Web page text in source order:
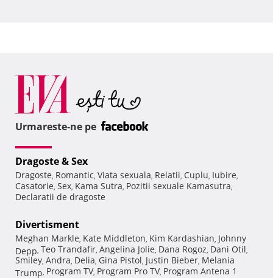
Urmareste-ne pe
Dragoste & Sex
Dragoste, Romantic, Viata sexuala, Relatii, Cuplu, Iubire,
Casatorie, Sex, Kama Sutra, Pozitii sexuale Kamasutra,
Declaratii de dragoste
Divertisment
Meghan Markle, Kate Middleton, Kim Kardashian, Johnny
Depp, Teo Trandafir, Angelina Jolie, Dana Rogoz, Dani Otil,
Smiley, Andra, Delia, Gina Pistol, Justin Bieber, Melania
Trump, Program TV, Program Pro TV, Program Antena 1